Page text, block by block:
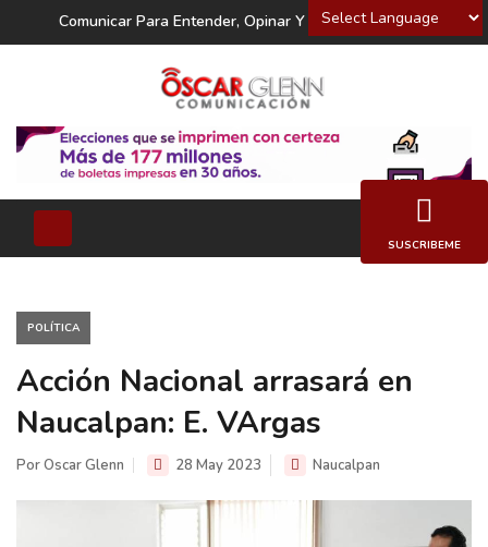
Powered by
Comunicar Para Entender, Opinar Y Decidir
POLÍTICA
Acción Nacional arrasará en
Naucalpan: E. VArgas
Por Oscar Glenn 28 May 2023 Naucalpan
SUSCRIBEME